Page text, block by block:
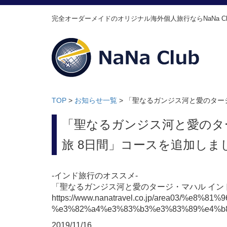
完全オーダーメイドのオリジナル海外個人旅行ならNaNa
TOP > お知らせ一覧 > 「聖なるガンジス河と愛のタ
「聖なるガンジス河と愛の
旅 8日間」コースを追加しま
-インド旅行のオススメ-
「聖なるガンジス河と愛のタージ・マハル イ
https://www.nanatravel.co.jp/area03/
2019/11/16